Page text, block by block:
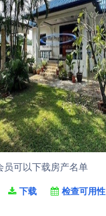
员可以下载房产名单
下载 检查可用性